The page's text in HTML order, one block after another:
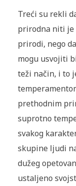
Treći su rekli
prirodna niti je
prirodi, nego
mogu usvojiti
teži način, i to
prethodnim
suprotno
svakog
skupine ljudi
dužeg
ustaljeno